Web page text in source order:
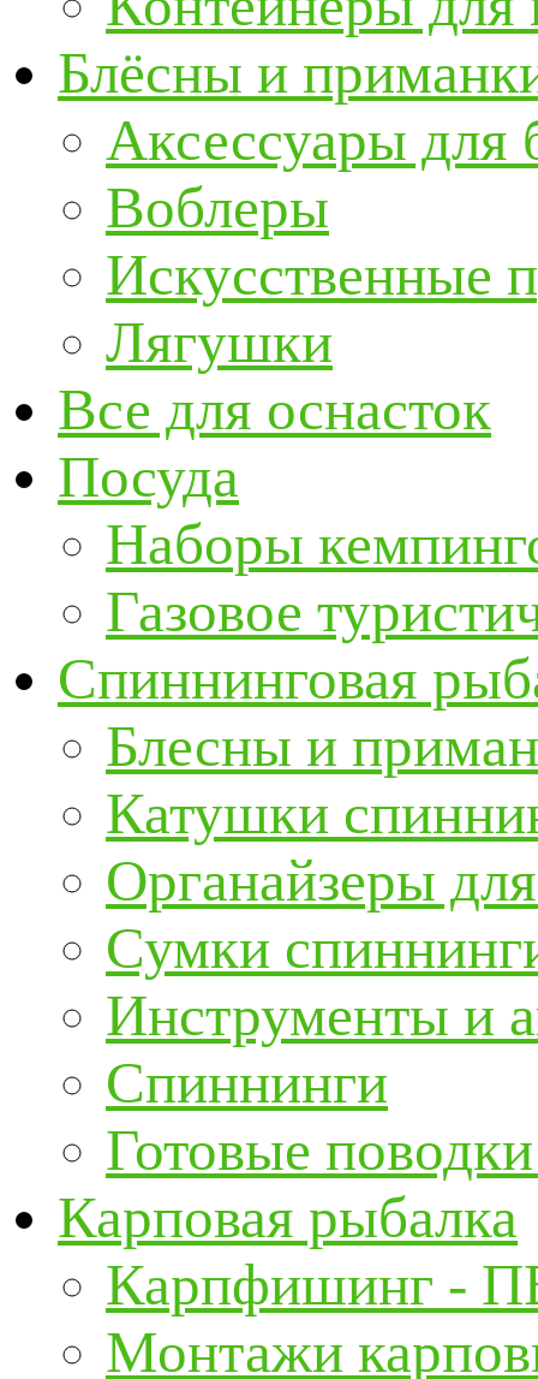
Блёсны и
Аксессуары для
Воблеры
Искусственные
Лягушки
Все для оснасток
Посуда
Наборы
Газовое
Спиннинговая
Блесны и
Катушки
Органайзеры
Сумки
Инструменты и
Спиннинги
Готовые
Карповая рыбалка
Карпфишинг -
Монтажи